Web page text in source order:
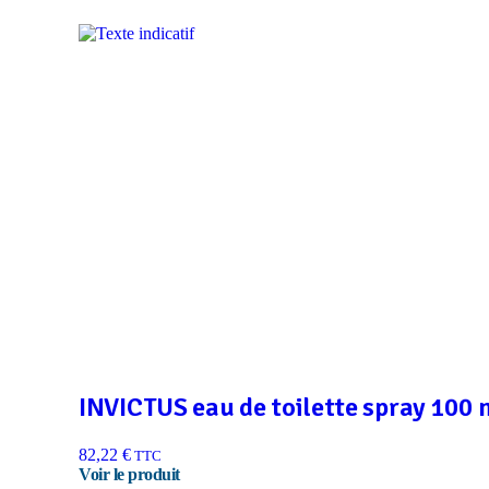
INVICTUS eau de toilette spray 100
82,22 € TTC